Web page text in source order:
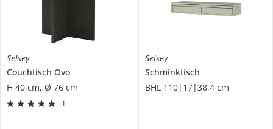
Selsey
Couchtisch Ovo
H 40 cm, Ø 76 cm
1
Selsey
Schminktisch
BHL 110|17|38,4 cm